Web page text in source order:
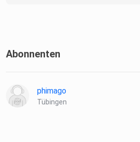
Abonnenten
phimago
Tübingen